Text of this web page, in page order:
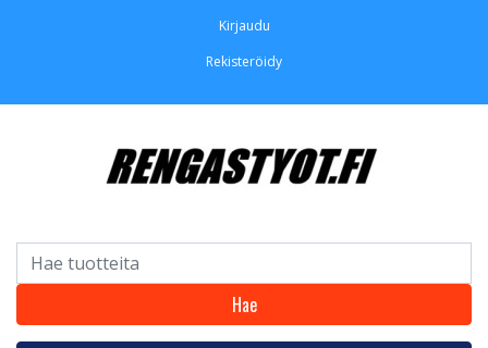
Kirjaudu
Rekisteröidy
Hae